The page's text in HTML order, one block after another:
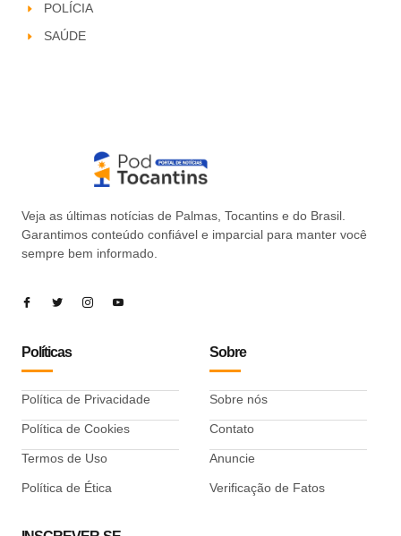
POLÍCIA
SAÚDE
Veja as últimas notícias de Palmas, Tocantins e do Brasil.
Garantimos conteúdo confiável e imparcial para manter você
sempre bem informado.
Políticas
Política de Privacidade
Política de Cookies
Termos de Uso
Política de Ética
Sobre
Sobre nós
Contato
Anuncie
Verificação de Fatos